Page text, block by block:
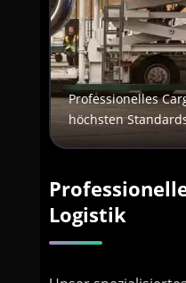
Professionelles
höchsten
Logistik